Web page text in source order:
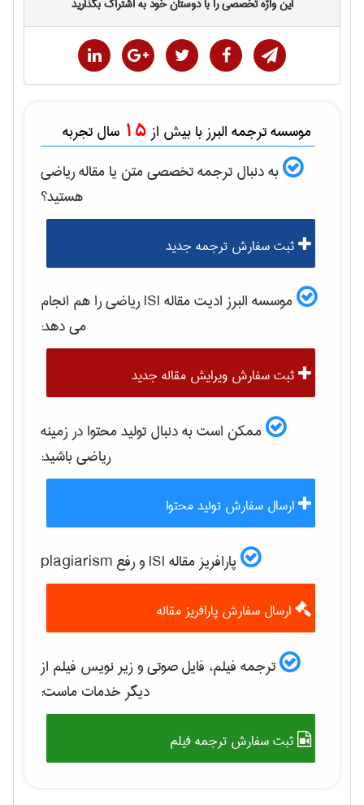
موسسه ترجمه البرز با بیش از 15 سال تجربه
به دنبال ترجمه تخصصی متن یا مقالهرياضی
هستید؟
ثبت سفارش ترجمه جدید
موسسه البرز ادیت مقاله ISI رياضیرا هم انجام
می دهد:
ثبت سفارش ویرایش مقاله جدید
ممکن است به دنبال تولید محتوا در زمینه
رياضیباشید:
ارسال سفارش تولید محتوا
پارافریز مقاله ISI و رفع plagiarism
ارسال سفارش پارافریز مقاله
ترجمه فیلم، فایل صوتی و زیر نویس فیلم از
دیگر خدمات ماست:
ثبت سفارش ترجمه فیلم